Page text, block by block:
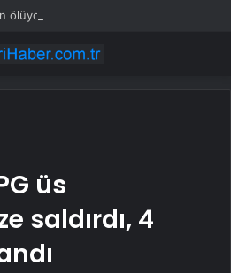
ölüyor
üs
saldırdı, 4